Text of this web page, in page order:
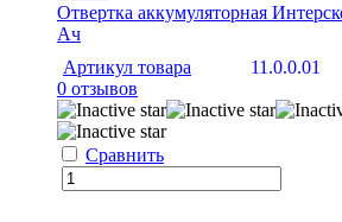
Отвертка аккумуляторная
Ач
Артикул товара
11.0.0.01
0 отзывов
Сравнить